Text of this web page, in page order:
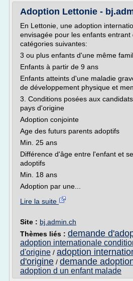
Adoption Lettonie -
En Lettonie, une adoption
envisagée pour les enfants entrant
catégories suivantes:
3 ou plus enfants d'une même
Enfants à partir de 9 ans
Enfants atteints d'une maladie
de développement physique et
3. Conditions posées aux
pays d'origine
Adoption conjointe
Age des futurs parents adoptifs
Min. 25 ans
Différence d'âge entre l'enfant et
adoptifs
Min. 18 ans
Adoption par une...
Lire la suite
Site : bj.admin.ch
Thèmes liés : demande
adoption internationale
d'origine / adoption
d'origine / demande
adoption d un enfant malade